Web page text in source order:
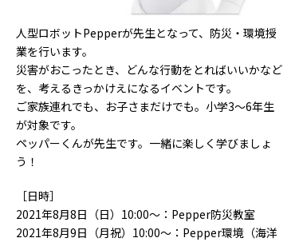
人型ロボットPepperが先生となって、防災・環境授
業を行います。
災害がおこったとき、どんな行動をとればいいかなど
を、考えるきっかけえになるイベントです。
ご家族連れでも、お子さまだけでも。小学3～6年生
が対象です。
ペッパーくんが先生です。一緒に楽しく学びましょ
う！
［日時］
2021年8月8日（日）10:00～：Pepper防災教室
2021年8月9日（月祝）10:00～：Pepper環境（海洋